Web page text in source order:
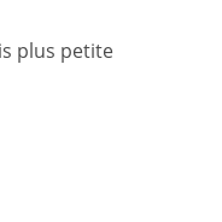
plus petite